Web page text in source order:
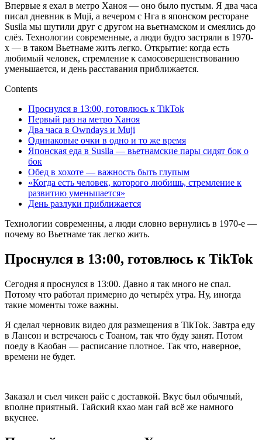
Впервые я ехал в метро Ханоя — оно было пустым. Я два часа
писал дневник в Muji, а вечером с Нга в японском ресторане
Susila мы шутили друг с другом на вьетнамском и смеялись до
слёз. Технологии современные, а люди будто застряли в 1970-
х — в таком Вьетнаме жить легко. Открытие: когда есть
любимый человек, стремление к самосовершенствованию
уменьшается, и день расставания приближается.
Contents
Проснулся в 13:00, готовлюсь к TikTok
Первый раз на метро Ханоя
Два часа в Owndays и Muji
Одинаковые очки в одно и то же время
Японская еда в Susila — вьетнамские пары сидят бок о
бок
Обед в хохоте — важность быть глупым
«Когда есть человек, которого любишь, стремление к
развитию уменьшается»
День разлуки приближается
Технологии современны, а люди словно вернулись в 1970-е —
почему во Вьетнаме так легко жить.
Проснулся в 13:00, готовлюсь к TikTok
Сегодня я проснулся в 13:00. Давно я так много не спал.
Потому что работал примерно до четырёх утра. Ну, иногда
такие моменты тоже важны.
Я сделал черновик видео для размещения в TikTok. Завтра еду
в Лансон и встречаюсь с Тоаном, так что буду занят. Потом
поеду в Каобан — расписание плотное. Так что, наверное,
времени не будет.
Заказал и съел чикен райс с доставкой. Вкус был обычный,
вполне приятный. Тайский кхао ман гай всё же намного
вкуснее.